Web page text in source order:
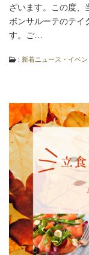
ざいます。この度、
ボンサルーテのテイ
す。ご…
: 新着ニュース・イベン